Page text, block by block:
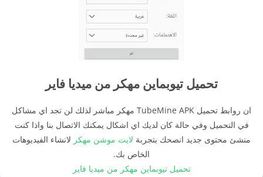
تحميل تيوبماين مهكر من ميديا فاير
ان روابط تحميل TubeMine APK مهكر مباشر لذلك لن تجد اي مشاكل
في التحميل وفي حالة كان لديك اي اشكال يمكنك الاتصال بنا واذا كنت
منشئ محتوى جديد انصحك بتجربة لايت موشن مهكر لانشاء الفيديوهات
الخاص بك.
تحميل تيوبماين مهكر من ميديا فاير